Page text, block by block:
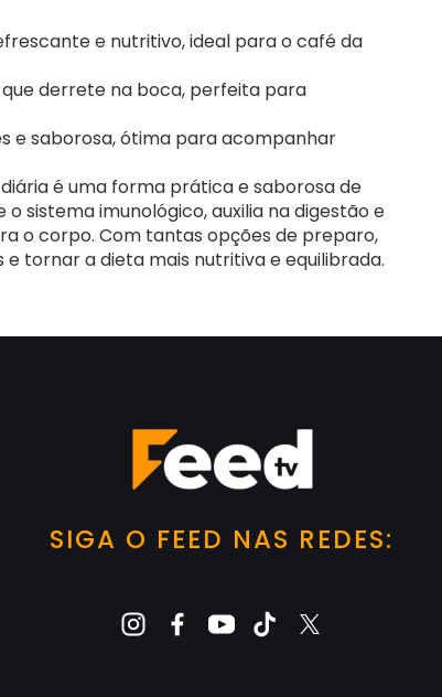
e nutritivo, ideal para o café da
derrete na boca, perfeita para
e saborosa, ótima para acompanhar
é uma forma prática e saborosa de
sistema imunológico, auxilia na digestão e
o corpo. Com tantas opções de preparo,
tornar a dieta mais nutritiva e equilibrada.
SIGA O FEED NAS REDES: